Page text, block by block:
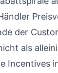
der
als
Incentives